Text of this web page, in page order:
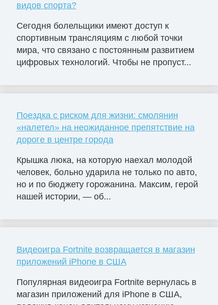
видов спорта?
Сегодня болельщики имеют доступ к
спортивным трансляциям с любой точки
мира, что связано с постоянным развитием
цифровых технологий. Чтобы не пропуст...
Поездка с риском для жизни: смолянин
«налетел» на неожиданное препятствие на
дороге в центре города
Крышка люка, на которую наехал молодой
человек, больно ударила не только по авто,
но и по бюджету горожанина. Максим, герой
нашей истории, — об...
Видеоигра Fortnite возвращается в магазин
приложений iPhone в США
Популярная видеоигра Fortnite вернулась в
магазин приложений для iPhone в США,